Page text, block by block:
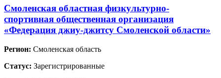
Смоленская областная физкультурно-
спортивная общественная организация
«Федерация джиу-джитсу Смоленской области»
Регион: Смоленская область
Статус: Зарегистрированные